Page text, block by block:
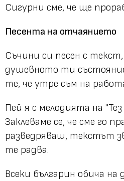
Сигурни сме, че ще
Песента на отчаянието
Съчини си песен с
душевното ти
те, че утре съм на
Пей я с мелодията на
Заклеваме се, че сме го
разведряваш, текстът
те радва.
Всеки българин обича на